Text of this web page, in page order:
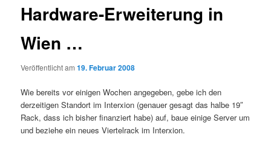
Hardware-Erweiterung in
Wien …
Veröffentlicht am19. Februar 2008
Wie bereits vor einigen Wochen angegeben, gebe ich den
derzeitigen Standort im Interxion (genauer gesagt das halbe 19″
Rack, dass ich bisher finanziert habe) auf, baue einige Server um
und beziehe ein neues Viertelrack im Interxion.